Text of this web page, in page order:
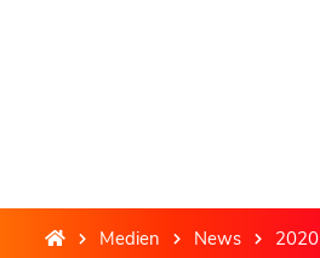
Medien News 2020